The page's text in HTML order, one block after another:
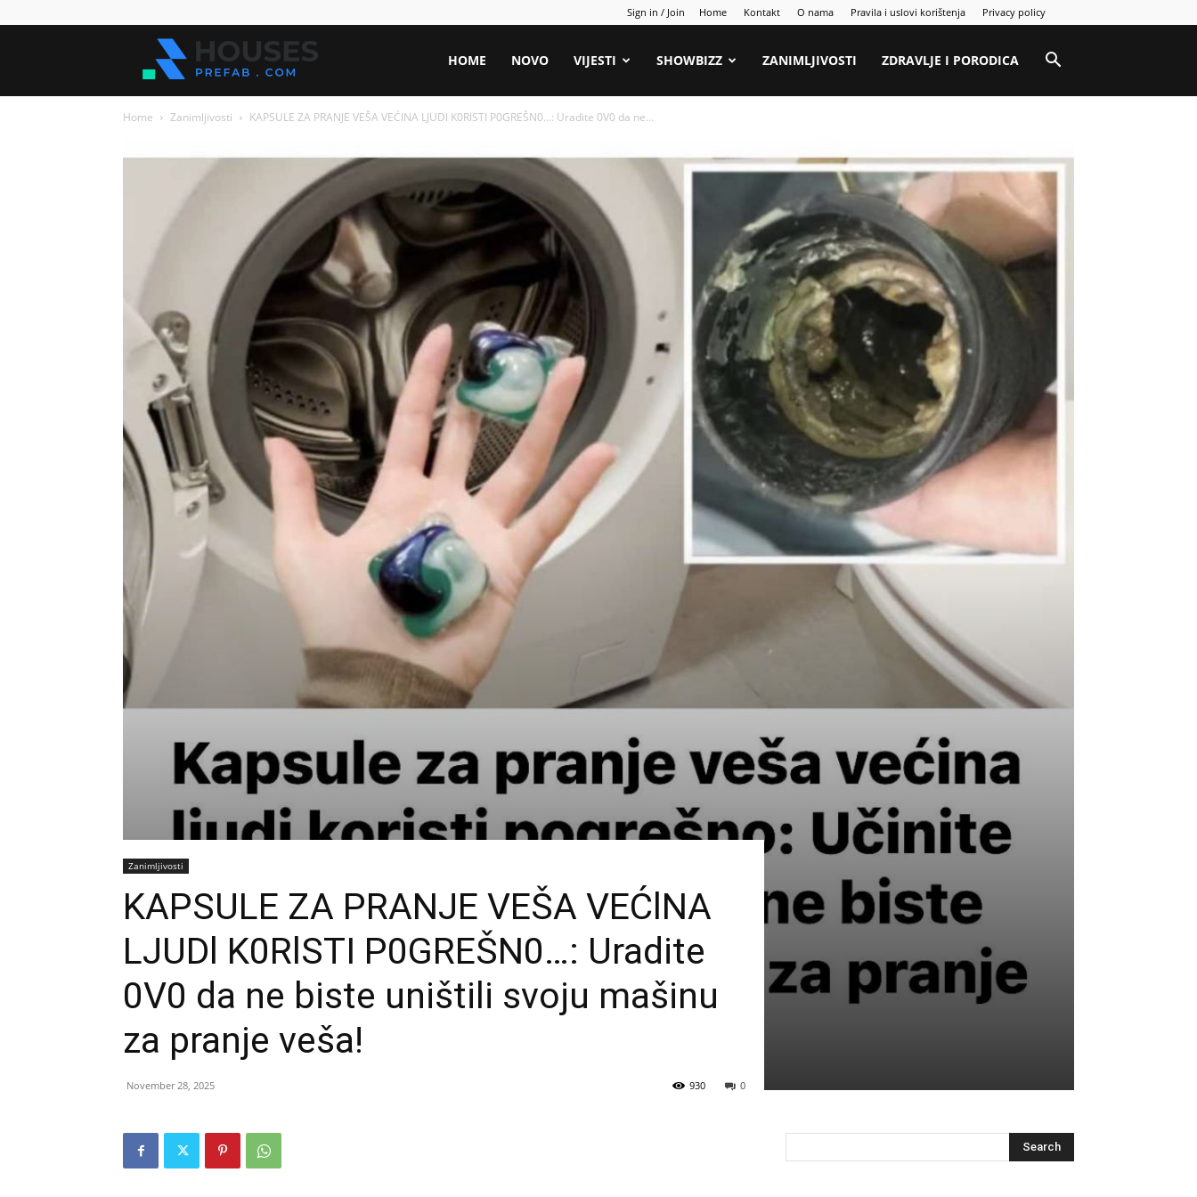
Sign in / Join Home Kontakt O nama Pravila i uslovi korištenja Privacy policy
HOME NOVO VIJESTI SHOWBIZZ ZANIMLJIVOSTI ZDRAVLJE I PORODICA
Home Zanimljivosti KAPSULE ZA PRANJE VEŠA VEĆlNA LJUDl K0RlSTI P0GREŠN0…: Uradite 0V0 da ne...
Zanimljivosti
KAPSULE ZA PRANJE VEŠA VEĆlNA
LJUDl K0RlSTI P0GREŠN0…: Uradite
0V0 da ne biste uništili svoju mašinu
za pranje veša!
November 28, 2025 0
930